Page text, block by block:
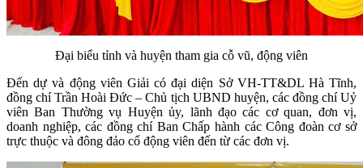
Đại biểu tỉnh và huyện tham gia cỗ vũ, động viên
Đến dự và động viên Giải có đại diện Sở VH-TT&DL Hà Tĩnh,
đồng chí Trần Hoài Đức – Chủ tịch UBND huyện, các đồng chí Uỷ
viên Ban Thường vụ Huyện ủy, lãnh đạo các cơ quan, đơn vị,
doanh nghiệp, các đồng chí Ban Chấp hành các Công đoàn cơ sở
trực thuộc và đông đảo cổ động viên đến từ các đơn vị.